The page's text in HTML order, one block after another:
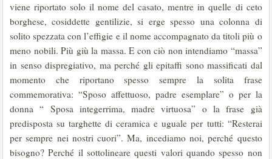
viene riportato solo il nome del casato, mentre in quelle di ceto
borghese, cosiddette gentilizie, si erge spesso una colonna di
solito spezzata con l’effigie e il nome accompagnato da titoli più o
meno nobili. Più giù la massa. E con ciò non intendiamo “massa”
in senso dispregiativo, ma perché gli epitaffi sono massificati dal
momento che riportano spesso sempre la solita frase
commemorativa: “Sposo affettuoso, padre esemplare” o per la
donna “ Sposa integerrima, madre virtuosa” o la frase già
predisposta su targhette di ceramica e uguale per tutti: “Resterai
per sempre nei nostri cuori”. Ma, incediamo noi, perché questo
bisogno? Perché il sottolineare questi valori quando spesso non